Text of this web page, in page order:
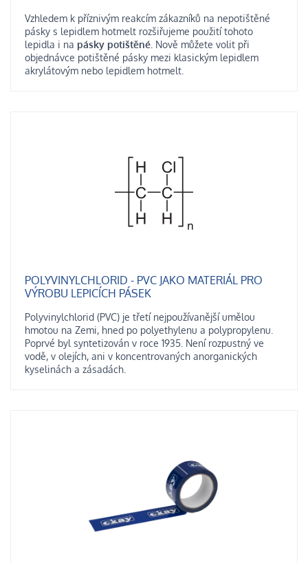
Vzhledem k příznivým reakcím zákazníků na nepotištěné
pásky s lepidlem hotmelt rozšiřujeme použití tohoto
lepidla i na pásky potištěné. Nově můžete volit při
objednávce potištěné pásky mezi klasickým lepidlem
akrylátovým nebo lepidlem hotmelt.
POLYVINYLCHLORID - PVC JAKO MATERIÁL PRO
VÝROBU LEPICÍCH PÁSEK
Polyvinylchlorid (PVC) je třetí nejpoužívanější umělou
hmotou na Zemi, hned po polyethylenu a polypropylenu.
Poprvé byl syntetizován v roce 1935. Není rozpustný ve
vodě, v olejích, ani v koncentrovaných anorganických
kyselinách a zásadách.